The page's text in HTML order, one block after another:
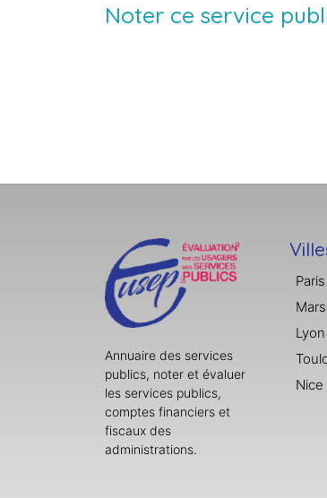
Noter ce service
Annuaire des services
publics, noter et évaluer
les services publics,
comptes financiers et
fiscaux des
administrations.
Paris
Lyon
Nice